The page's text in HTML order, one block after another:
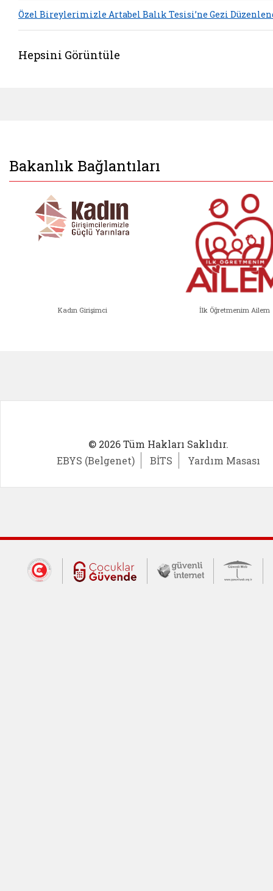
Özel Bireylerimizle Artabel Balık Tesisi’ne Gezi
Hepsini Görüntüle
Bakanlık Bağlantıları
Kadın Girişimci İlk Öğretmenim Ailem
© 2026 Tüm Hakları Saklıdır.
EBYS (Belgenet)
BİTS Yardım Masası
Dış Bağlantılar
Cumhurbaşkanlığı İletişim Merkezi
Çocuklar Güvende (yeni
Güvenli